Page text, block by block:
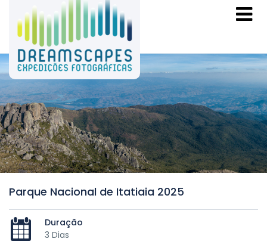
Parque Nacional de Itatiaia 2025
Duração
3 Dias